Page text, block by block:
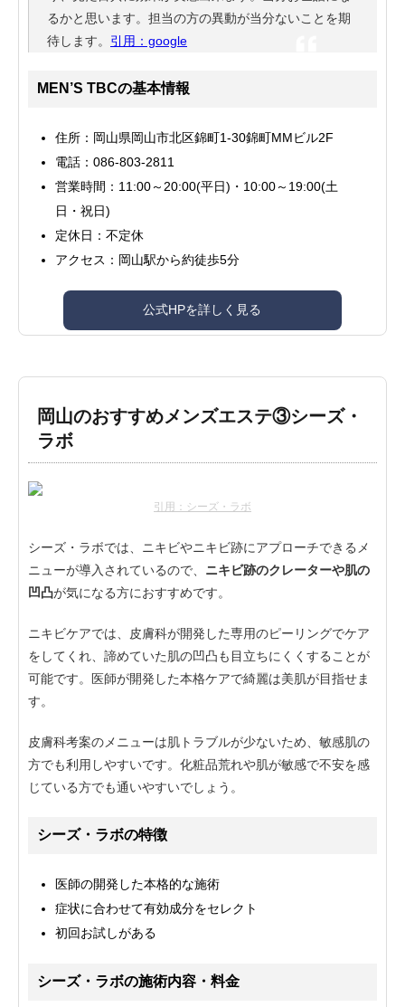
るかと思います。担当の方の異動が当分ないことを期
待します。 引用：google
MEN’S TBCの基本情報
住所：岡山県岡山市北区錦町1-30錦町MMビル2F
電話：086-803-2811
営業時間：11:00～20:00(平日)・10:00～19:00(土
日・祝日)
定休日：不定休
アクセス：岡山駅から約徒歩5分
公式HPを詳しく見る
岡山のおすすめメンズエステ③シーズ・
ラボ
引用：シーズ・ラボ
シーズ・ラボでは、ニキビやニキビ跡にアプローチできるメ
ニューが導入されているので、 ニキビ跡のクレーターや肌の
凹凸が気になる方におすすめです。
ニキビケアでは、皮膚科が開発した専用のピーリングでケア
をしてくれ、諦めていた肌の凹凸も目立ちにくくすることが
可能です。医師が開発した本格ケアで綺麗は美肌が目指せま
す。
皮膚科考案のメニューは肌トラブルが少ないため、敏感肌の
方でも利用しやすいです。化粧品荒れや肌が敏感で不安を感
じている方でも通いやすいでしょう。
シーズ・ラボの特徴
医師の開発した本格的な施術
症状に合わせて有効成分をセレクト
初回お試しがある
シーズ・ラボの施術内容・料金